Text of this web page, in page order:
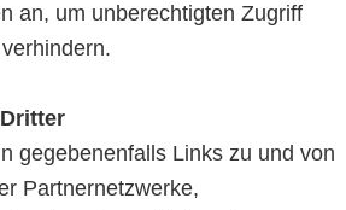
an, um unberechtigten Zugriff
gegebenenfalls Links zu und von
Partnernetzwerke,